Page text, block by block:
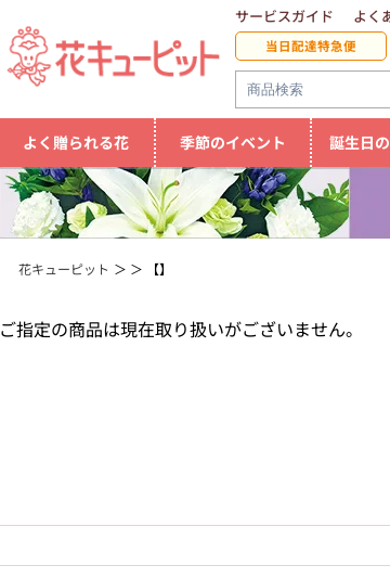
サービスガイド よく
当日配達特急便
よく贈られる花 季節のイベント 誕生日
花キューピット 【】
ご指定の商品は現在取り扱いがございません。